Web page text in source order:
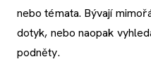
nebo témata. Bývají
dotyk, nebo naopak
podněty.